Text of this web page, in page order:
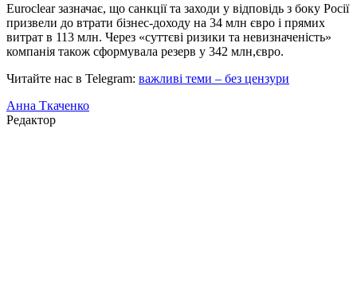
Euroclear зазначає, що санкції та заходи у відповідь з боку Росії
призвели до втрати бізнес-доходу на 34 млн євро і прямих
витрат в 113 млн. Через «суттєві ризики та невизначеність»
компанія також сформувала резерв у 342 млн,євро.
Читайте нас в Telegram: важливі теми – без цензури
Анна Ткаченко
Редактор